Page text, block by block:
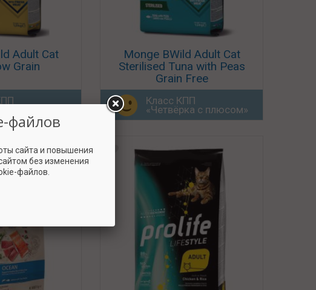
Adult Cat
Grain
Monge BWild Adult Cat
Sterilised Tuna with Peas
Grain Free
Класс КПП
«Четвёрка с плюсом»
файлов
сайта и повышения
без изменения
файлов.